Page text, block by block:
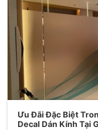
Ưu Đãi Đặc Biệt
Decal Dán Kính Tại